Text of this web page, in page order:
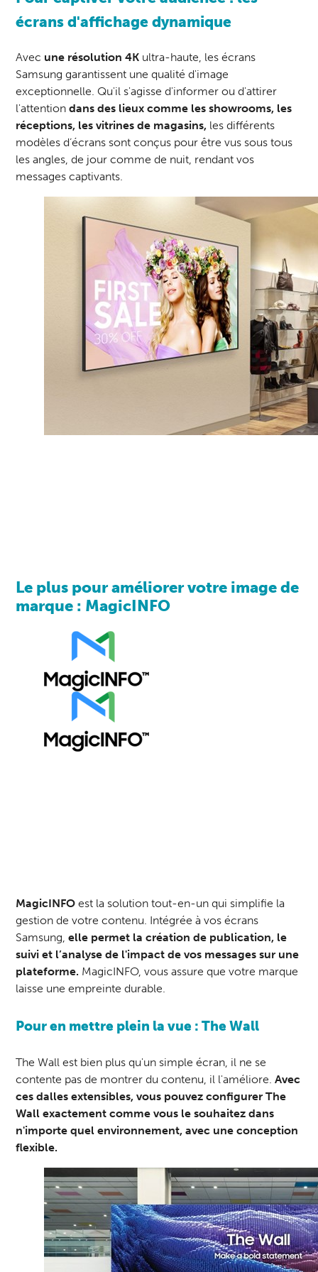
écrans d'affichage dynamique
Avec une résolution 4K ultra-haute, les écrans
Samsung garantissent une qualité d'image
exceptionnelle. Qu'il s'agisse d'informer ou d'attirer
l'attentiondans des lieux comme les showrooms, les
réceptions, les vitrines de magasins, les différents
modèles d’écrans sont conçus pour être vus sous tous
les angles, de jour comme de nuit, rendant vos
messages captivants.
Le plus pour améliorer votre image de
marque : MagicINFO
MagicINFO est la solution tout-en-un qui simplifie la
gestion de votre contenu. Intégrée à vos écrans
Samsung,elle permet la création de publication, le
suivi et l’analyse de l'impact de vos messages sur une
plateforme. MagicINFO, vous assure que votre marque
laisse une empreinte durable.
Pour en mettre plein la vue : The Wall
The Wall est bien plus qu'un simple écran, il ne se
contente pas de montrer du contenu, il l'améliore.Avec
ces dalles extensibles, vous pouvez configurer The
Wall exactement comme vous le souhaitez dans
n'importe quel environnement, avec une conception
flexible.